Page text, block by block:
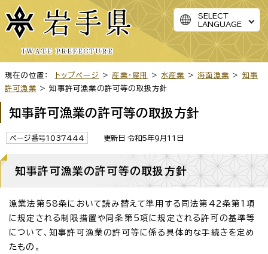
SELECT
LANGUAGE
現在の位置： トップページ > 産業・雇用 > 水産業 >海面漁業 > 知事
許可漁業 > 知事許可漁業の許可等の取扱方針
知事許可漁業の許可等の取扱方針
ページ番号1037444 更新日 令和5年9月11日
知事許可漁業の許可等の取扱方針
漁業法第58条において読み替えて準用する同法第42条第1項
に規定される制限措置や同条第5項に規定される許可の基準等
について、知事許可漁業の許可等に係る具体的な手続きを定め
たもの。